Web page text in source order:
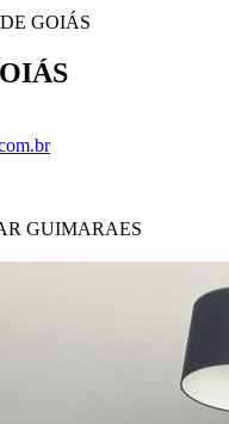
GOIÁS
GUIMARAES